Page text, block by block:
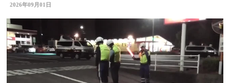
げを受け
2026年09月01日